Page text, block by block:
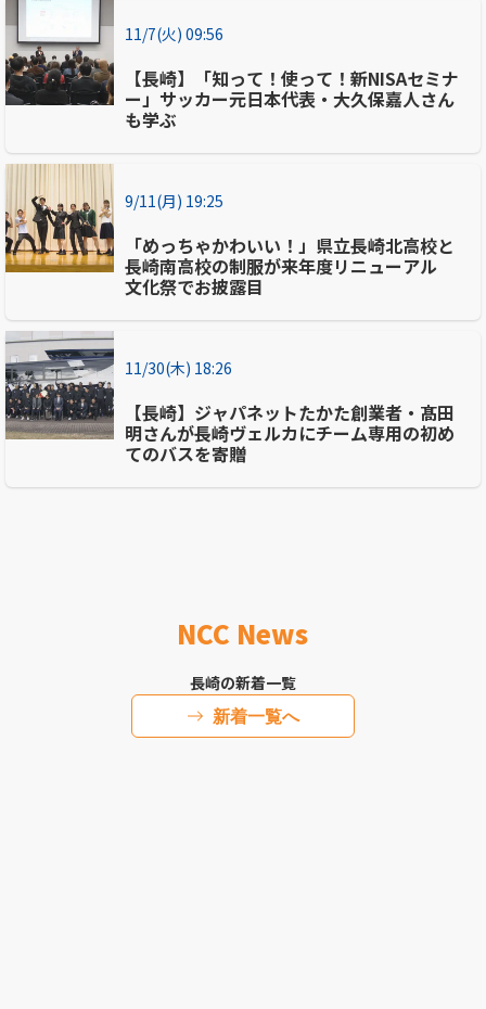
11/7(火) 09:56
【長崎】「知って！使って！新NISAセミナ
ー」サッカー元日本代表・大久保嘉人さん
も学ぶ
9/11(月) 19:25
「めっちゃかわいい！」県立長崎北高校と
長崎南高校の制服が来年度リニューアル
文化祭でお披露目
11/30(木) 18:26
【長崎】ジャパネットたかた創業者・髙田
明さんが長崎ヴェルカにチーム専用の初め
てのバスを寄贈
NCC News
長崎の新着一覧
新着一覧へ